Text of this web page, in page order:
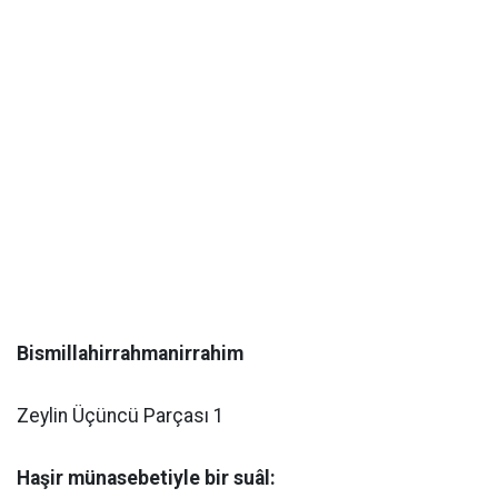
Bismillahirrahmanirrahim
Zeylin Üçüncü Parçası 1
Haşir münasebetiyle bir suâl: